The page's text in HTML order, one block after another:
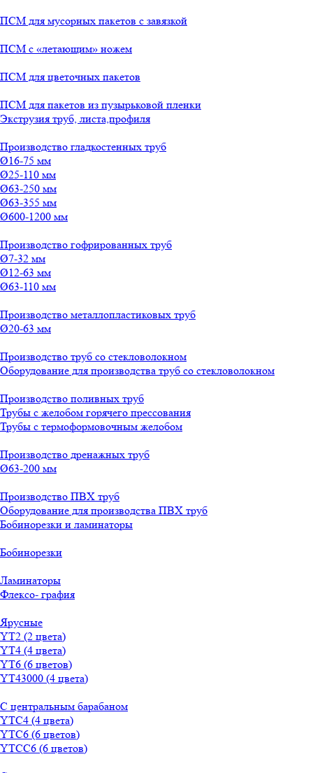
ПСМ для мусорных пакетов с завязкой
ПСМ с «летающим» ножем
ПСМ для цветочных пакетов
ПСМ для пакетов из пузырьковой пленки
Экструзия труб, листа,профиля
Производство гладкостенных труб
Ø16-75 мм
Ø25-110 мм
Ø63-250 мм
Ø63-355 мм
Ø600-1200 мм
Производство гофрированных труб
Ø7-32 мм
Ø12-63 мм
Ø63-110 мм
Производство металлопластиковых труб
Ø20-63 мм
Производство труб со стекловолокном
Оборудование для производства труб со стекловолокном
Производство поливных труб
Трубы с желобом горячего прессования
Трубы с термоформовочным желобом
Производство дренажных труб
Ø63-200 мм
Производство ПВХ труб
Оборудование для производства ПВХ труб
Бобинорезки и ламинаторы
Бобинорезки
Ламинаторы
Флексо- графия
Ярусные
YT2 (2 цвета)
YT4 (4 цвета)
YT6 (6 цветов)
YT43000 (4 цвета)
С центральным барабаном
YТС4 (4 цвета)
YТС6 (6 цветов)
YТСC6 (6 цветов)